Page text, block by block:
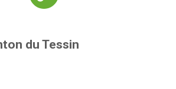
du Tessin